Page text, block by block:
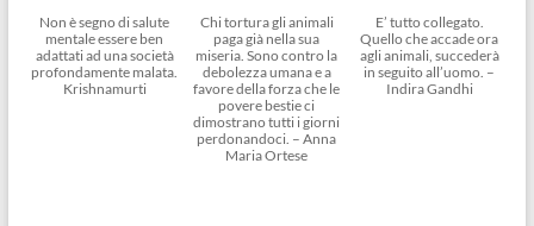
Non è segno di salute
mentale essere ben
adattati ad una società
profondamente malata.
Krishnamurti
Chi tortura gli animali
paga già nella sua
miseria. Sono contro la
debolezza umana e a
favore della forza che le
povere bestie ci
dimostrano tutti i giorni
perdonandoci. – Anna
Maria Ortese
E’ tutto collegato.
Quello che accade ora
agli animali, succederà
in seguito all’uomo. –
Indira Gandhi